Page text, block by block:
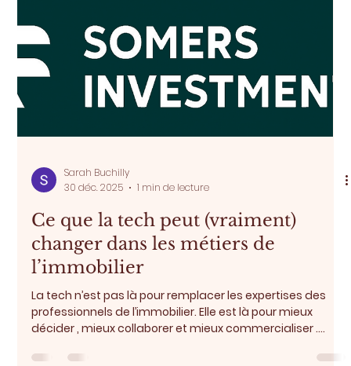
Sarah Buchilly
6 janv.
1 min de lecture
La mixité fonctionnelle au cœur de
l’urbanisme actuel